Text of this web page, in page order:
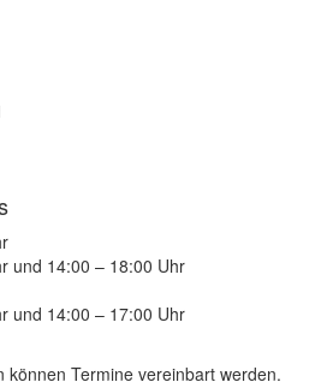
und 14:00 – 18:00 Uhr
und 14:00 – 17:00 Uhr
Termine vereinbart werden.